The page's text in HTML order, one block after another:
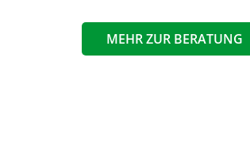
MEHR ZUR BERATUNG